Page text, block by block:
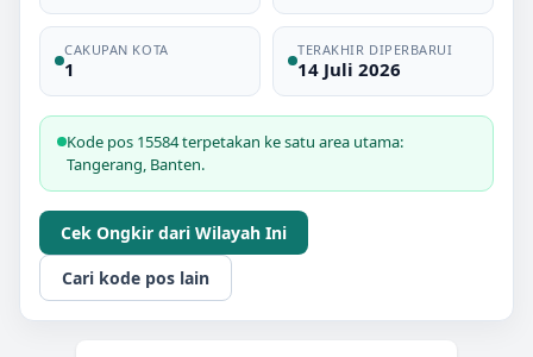
CAKUPAN KOTA
1
TERAKHIR DIPERBARUI
14 Juli 2026
Kode pos 15584 terpetakan ke satu area utama:
Tangerang, Banten.
Cek Ongkir dari Wilayah Ini
Cari kode pos lain